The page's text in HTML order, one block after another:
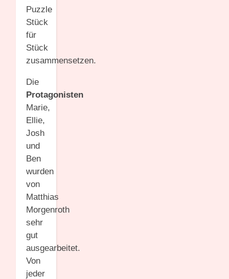
Puzzle
Stück
für
Stück
zusammensetzen.
Die
Protagonisten
Marie,
Ellie,
Josh
und
Ben
wurden
von
Matthias
Morgenroth
sehr
gut
ausgearbeitet.
Von
jeder